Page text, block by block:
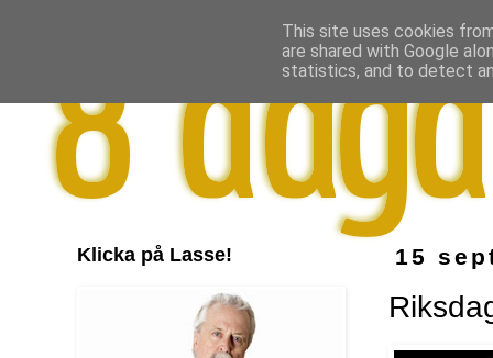
15
Klicka på Lasse!
This site uses cookies
are shared with Google
statistics, and to detect